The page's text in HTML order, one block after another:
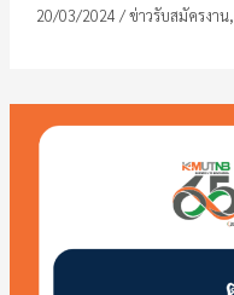
20/03/2024 /ข่าวรับสมัครงาน,